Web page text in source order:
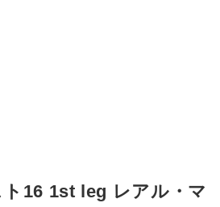
ト16 1st leg レアル・マ